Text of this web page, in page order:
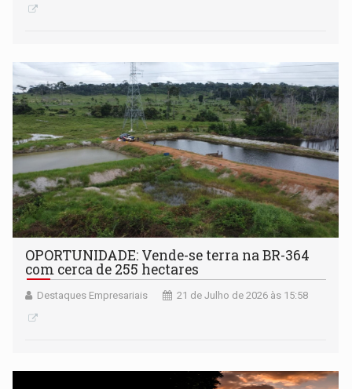
OPORTUNIDADE: Vende-se terra na BR-364
com cerca de 255 hectares
Destaques Empresariais 21 de Julho de 2026 às 15:58